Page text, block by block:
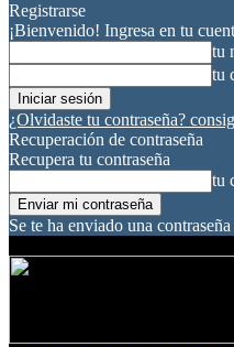
Registrarse
¡Bienvenido! Ingresa en tu
tu
tu
¿Olvidaste tu contraseña?
Recuperación de contraseña
Recupera tu contraseña
tu
Se te ha enviado una